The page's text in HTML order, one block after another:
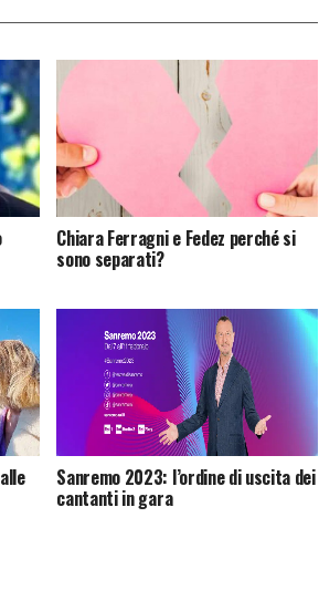
Chiara Ferragni e Fedez perché si
sono separati?
Sanremo 2023: l’ordine di uscita dei
cantanti in gara